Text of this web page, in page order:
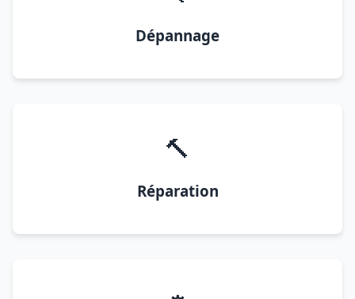
Dépannage
🔨
Réparation